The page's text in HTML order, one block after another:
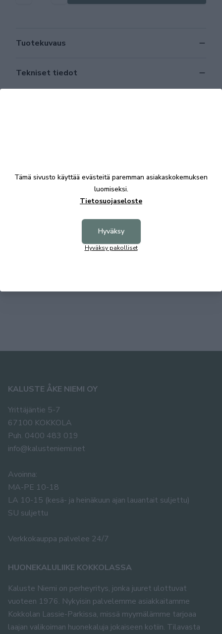
Tuotekuvaus
Tekniset tiedot
KALUSTE ÅKE NIEMI OY
Yrittäjäntie 5-7
67100 KOKKOLA
Puh. 0400 483 019
info@kalusteniemi.net
Avoinna:
MA-PE 10-18
LA 10-15 (kesä- ja heinäkuun ajan lauantait suljettu)
SU suljettu
Verkkokauppa palvelee 24/7
HUONEKALULIIKE KOKKOLASSA
Kaluste Niemi on perheyritys, jonka juuret ulottuvat
vuoteen 1976. Nykyisin palvelemme asiakkaitamme
Kokkolan Lassie-Parkissa, missä myymälämme tarjoaa
laajan valikoiman huonekaluja jokaiseen kotiin. Tilavasta
Tämä sivusto käyttää evästeitä paremman asiakaskokemuksen
luomiseksi.
Tietosuojaseloste
Hyväksy
Hyväksy pakolliset